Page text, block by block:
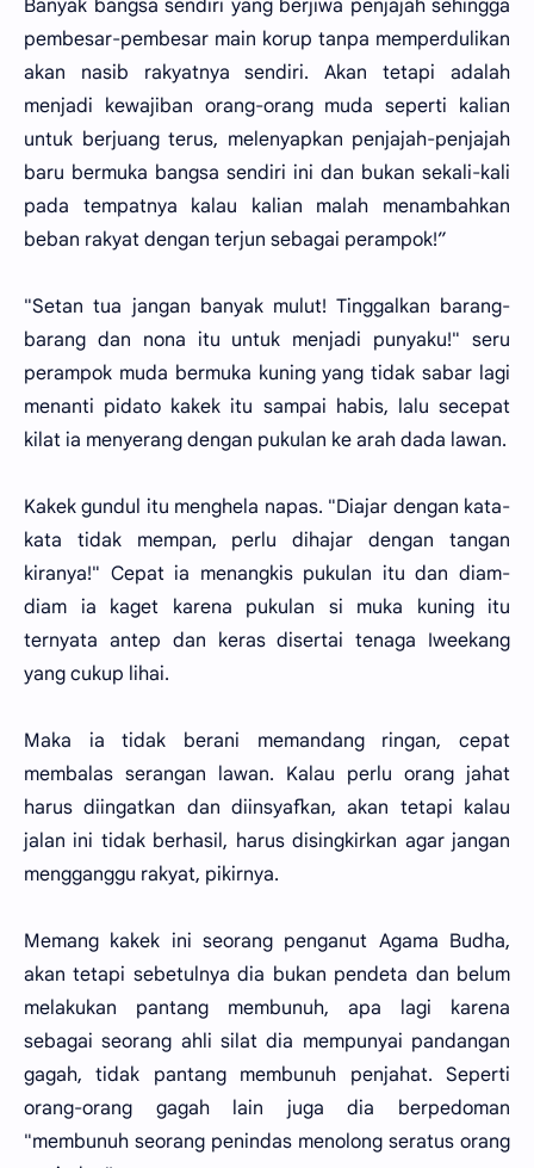
Banyak bangsa sendiri yang berjiwa penjajah sehingga
pembesar-pembesar main korup tanpa memperdulikan
akan nasib rakyatnya sendiri. Akan tetapi adalah
menjadi kewajiban orang-orang muda seperti kalian
untuk berjuang terus, melenyapkan penjajah-penjajah
baru bermuka bangsa sendiri ini dan bukan sekali-kali
pada tempatnya kalau kalian malah menambahkan
beban rakyat dengan terjun sebagai perampok!”
"Setan tua jangan banyak mulut! Tinggalkan barang-
barang dan nona itu untuk menjadi punyaku!" seru
perampok muda bermuka kuning yang tidak sabar lagi
menanti pidato kakek itu sampai habis, lalu secepat
kilat ia menyerang dengan pukulan ke arah dada lawan.
Kakek gundul itu menghela napas. "Diajar dengan kata-
kata tidak mempan, perlu dihajar dengan tangan
kiranya!" Cepat ia menangkis pukulan itu dan diam-
diam ia kaget karena pukulan si muka kuning itu
ternyata antep dan keras disertai tenaga Iweekang
yang cukup lihai.
Maka ia tidak berani memandang ringan, cepat
membalas serangan lawan. Kalau perlu orang jahat
harus diingatkan dan diinsyafkan, akan tetapi kalau
jalan ini tidak berhasil, harus disingkirkan agar jangan
mengganggu rakyat, pikirnya.
Memang kakek ini seorang penganut Agama Budha,
akan tetapi sebetulnya dia bukan pendeta dan belum
melakukan pantang membunuh, apa lagi karena
sebagai seorang ahli silat dia mempunyai pandangan
gagah, tidak pantang membunuh penjahat. Seperti
orang-orang gagah lain juga dia berpedoman
"membunuh seorang penindas menolong seratus orang